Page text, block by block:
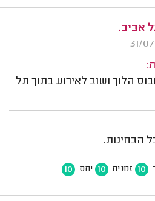
אביב.
הלוך ושוב לאירוע בתוך תל
הבחינות.
10 זמנים 10 יחס 10